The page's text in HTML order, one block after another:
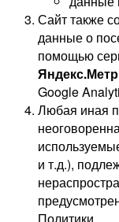
Сайт также
данные о
помощью
Google
Любая иная
и т.д.),